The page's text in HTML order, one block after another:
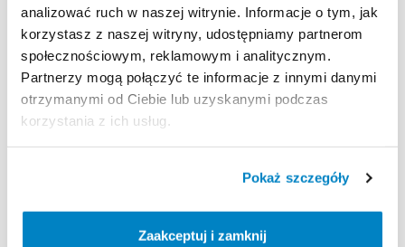
analizować ruch w naszej witrynie. Informacje o tym, jak
korzystasz z naszej witryny, udostępniamy partnerom
społecznościowym, reklamowym i analitycznym.
Partnerzy mogą połączyć te informacje z innymi danymi
otrzymanymi od Ciebie lub uzyskanymi podczas
korzystania z ich usług.
Pokaż szczegóły
Zaakceptuj i zamknij
Itiwit 50 N+ 40-60 kg
5,00 zł /dzień
Itiwit
50 N+ 60-80 kg
5,00 zł /dzień